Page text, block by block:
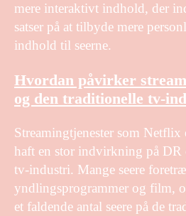
mere interaktivt indhold, der
satser på at tilbyde mere
indhold til seerne.
Hvordan påvirker
og den traditionelle tv-
Streamingtjenester som
haft en stor indvirkning på DR
tv-industri. Mange seere
yndlingsprogrammer og film,
et faldende antal seere på de